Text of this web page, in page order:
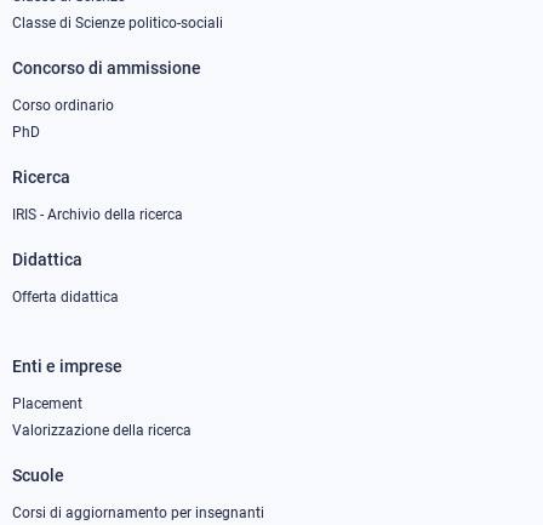
1
Classe di Scienze politico-sociali
Concorso di ammissione
Corso ordinario
PhD
Ricerca
IRIS - Archivio della ricerca
Didattica
Offerta didattica
Footer
column
Enti e imprese
Placement
Valorizzazione della ricerca
Scuole
Corsi di aggiornamento per insegnanti